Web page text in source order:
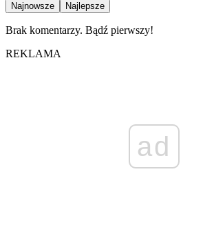
Najnowsze Najlepsze
Brak komentarzy. Bądź pierwszy!
REKLAMA
ad